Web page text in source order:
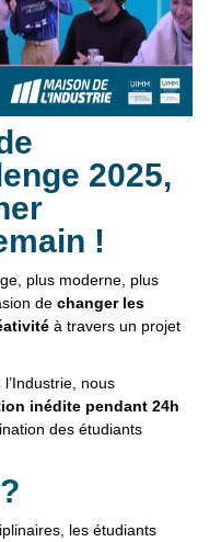
2025,
!
plus moderne, plus
dechanger les
à travers un projet
nous
inédite pendant 24h
des étudiants
les étudiants